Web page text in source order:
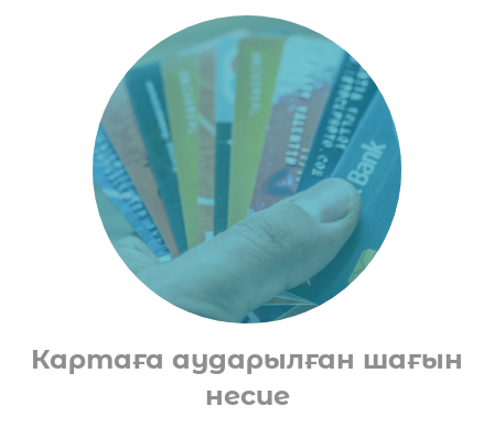
Картаға аударылған шағын
несие